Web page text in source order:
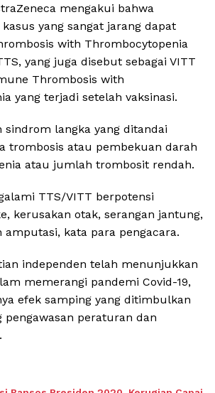
mengakui bahwa
yang sangat jarang dapat
with Thrombocytopenia
yang juga disebut sebagai VITT
Thrombosis with
yang terjadi setelah vaksinasi.
sindrom langka yang ditandai
trombosis atau pembekuan darah
atau jumlah trombosit rendah.
TTS/VITT berpotensi
kerusakan otak, serangan jantung,
kata para pengacara.
independen telah menunjukkan
memerangi pandemi Covid-19,
efek samping yang ditimbulkan
pengawasan peraturan dan